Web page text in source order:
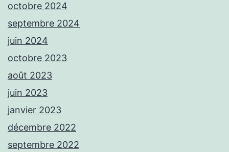
octobre 2024
septembre 2024
juin 2024
octobre 2023
août 2023
juin 2023
janvier 2023
décembre 2022
septembre 2022